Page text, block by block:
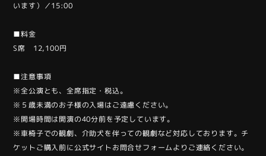
います）／15:00
■料金
S席 12,100円
■注意事項
※全公演とも、全席指定・税込。
※５歳未満のお子様の入場はご遠慮ください。
※開場時間は開演の40分前を予定しています。
※車椅子での観劇、介助犬を伴っての観劇など対応しております。チ
ケットご購入前に公式サイトお問合せフォームよりご連絡ください。